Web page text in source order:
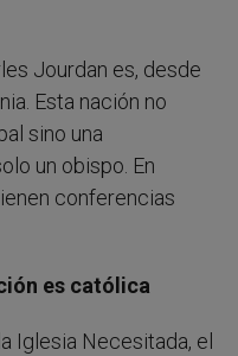
Jourdan es, desde
Esta nación no
sino una
un obispo. En
conferencias
es católica
Iglesia Necesitada, el